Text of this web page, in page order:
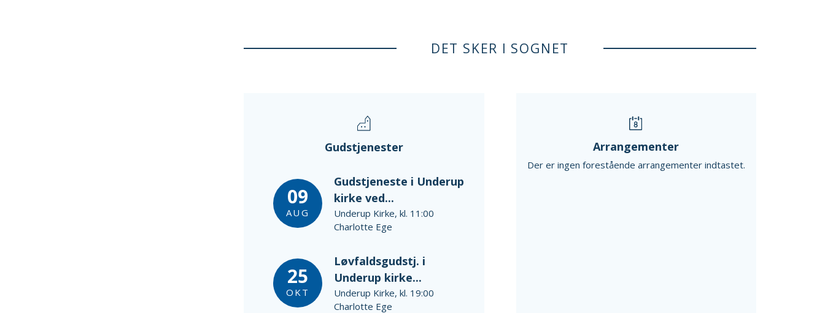
DET SKER I SOGNET
Gudstjenester
09
AUG
Gudstjeneste i Underup
kirke ved...
Underup Kirke, kl. 11:00
Charlotte Ege
25
OKT
Løvfaldsgudstj. i
Underup kirke...
Underup Kirke, kl. 19:00
Charlotte Ege
Arrangementer
Der er ingen forestående arrangementer indtastet.